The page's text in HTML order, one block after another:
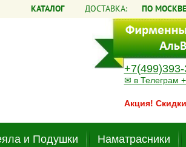
КАТАЛОГ ДОСТАВКА: ПО МОСКВЕ
✉ в Телеграм
Акция!
и Подушки Наматрасники